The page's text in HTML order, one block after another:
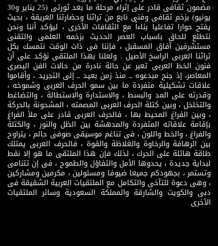
مضمون ثقافى قادر على إثراء مرحلة ما بعد ثورتى (25 يناير و30
يونيو) بزخم ثقافى وفنى نابع من تراثنا وحضارتنا العريقة ، بحيث
يفتح حوارا تفاعليا بناءاً مع الثقافات الأخرى ، ليؤكد أننا ونحن
نتطلع للحاق باسباب العصر الحديث بزخمه العلمى والتقنى
مستشرفين آفاق المسقبل ، فإننا فى ذات الوقت نتمسك بكل
تراثنا العربى الراسخ الأصيل . ولعلنا بهذا الملتقى نؤكد على أن
فنون الخط العربى تعبر عن حالة نادرة من حالات الفن البصرى
المعاصر، إذ جنح مبدعوه ــ منذ زمن بعيد ــ إلى التجريد ، وأقاموا
علاقات تشكيلية متفردة ما بين سمو الحرف العربى وشموخه ،
وقدرته على المد والبسط ، والاستدارة والاستطالة ، والتضاغط
والتخلخل ، وبين كتلة الحرف العربى المصمته ، المشحونة بالحركة
، وبين الفراغ المحيط بها ، فالحرف العربى قادر على ملأ الفراغ
بإقامة علاقاته المتفردة والمدهشة بين الظل والنور ، والكتلة
والفراغ ، والخط واللون ، فى تناغم موسيقى صوفى حالم ، يتراوح
بين الرهافة والرخاوة والغلاظة والقوة ، فالحرف العربى يمتلك
طاقة هائلة على الحرك ، لذلك فإن هذا الملتقى ما هو إلا نقط
لبداية جديدة ، يحدوها الأمل والتفاؤل والطموح ، فى إن تتنامى
وتستمر ، بجهودكم جميعا ضيوفا ومسئولين ، مكرمين ومشاركين
، وهى دعوة للتآخى والتكامل مع الملتقيات العربية الشقيقة فى
دبى والكويت والشارقة والمملكة السعودية وسائر الملتقيات
الأخرى